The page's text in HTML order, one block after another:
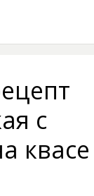
с
квасе